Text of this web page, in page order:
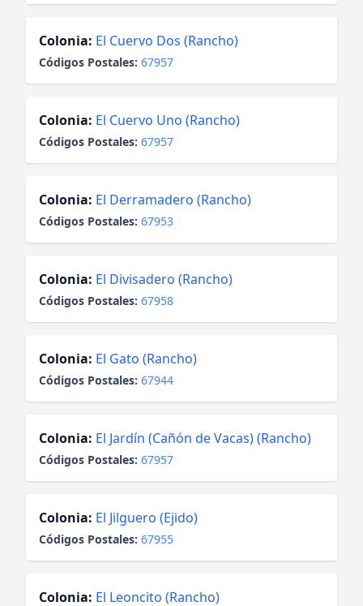
Colonia: El Cuervo Dos (Rancho)
Códigos Postales: 67957
Colonia: El Cuervo Uno (Rancho)
Códigos Postales: 67957
Colonia: El Derramadero (Rancho)
Códigos Postales: 67953
Colonia: El Divisadero (Rancho)
Códigos Postales: 67958
Colonia: El Gato (Rancho)
Códigos Postales: 67944
Colonia: El Jardín (Cañón de Vacas) (Rancho)
Códigos Postales: 67957
Colonia: El Jilguero (Ejido)
Códigos Postales: 67955
Colonia: El Leoncito (Rancho)